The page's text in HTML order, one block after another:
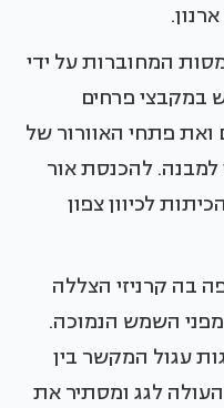
המחוברות על ידי
במקבצי פרחים
פתחי האוורור של
למבנה. להכנסת אור
לכיוון צפון
בה קרניזי הצללה
השמש הנמוכה.
עגול המקשר בין
לגג ומסתיר את